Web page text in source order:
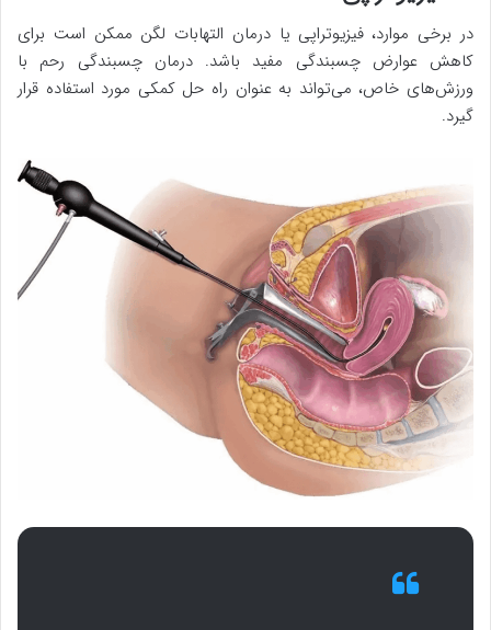
در برخی موارد، فیزیوتراپی یا درمان التهابات لگن ممکن است برای
کاهش عوارض چسبندگی مفید باشد. درمان چسبندگی رحم با
ورزش‌های خاص، می‌تواند به عنوان راه حل کمکی مورد استفاده قرار
گیرد.